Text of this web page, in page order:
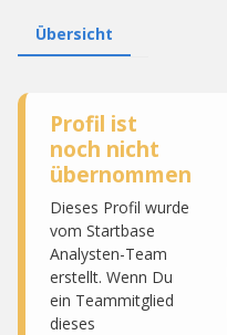
Übersicht
Profil ist
noch nicht
übernommen
Dieses Profil wurde
vom Startbase
Analysten-Team
erstellt. Wenn Du
ein Teammitglied
dieses